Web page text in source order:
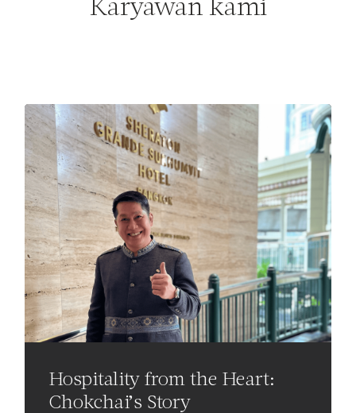
Hospitality from the Heart:
Chokchai’s Story